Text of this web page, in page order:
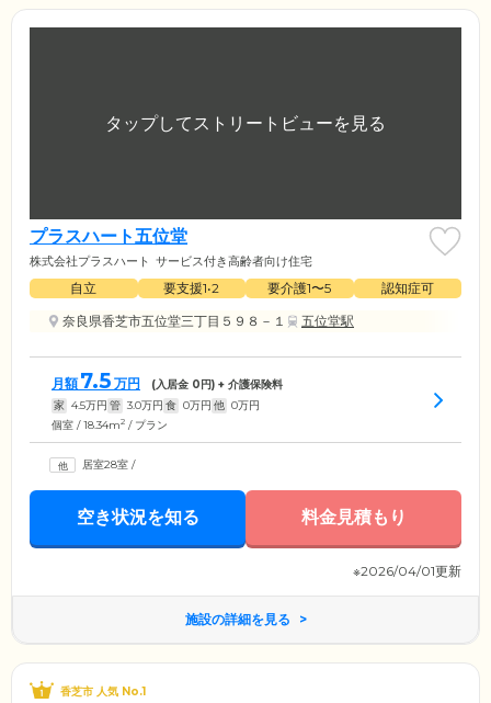
プラスハート五位堂
株式会社プラスハート サービス付き高齢者向け住宅
自立 要支援1•2 要介護1〜5
認知症可
奈良県香芝市五位堂三丁目５９８－１
五位堂駅
月額 7.5 万円 (入居金 0円) + 介護保険料
家 4.5万円 管 3.0万円 食 0万円 他 0万円
個室 / 18.34m2 / プラン
居室28室 /
空き状況を知る 料金見積もり
※2026/04/01更新
施設の詳細を見る
香芝市 人気 No.1